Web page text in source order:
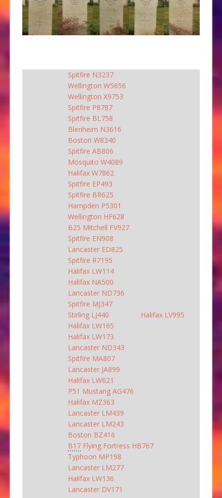
Spitfire N3237
Wellington W5656
Wellington X9753
Spitfire P8787
Spitfire BL758
Blenheim N3616
Boston W8340
Spitfire AB806
Mosquito W4089
Halifax W7862
Spitfire EP493
Spitfire BR625
Hampden P5301
Wellington HF628
B25 Mitchell FV927
Spitfire EN908
Lancaster ED825
Spitfire R7195
Halifax LW114
Halifax NA500
Lancaster ND736
Spitfire MJ347
Stirling LJ440
Halifax LV995
Halifax LW165
Halifax LW173
Lancaster ND343
Spitfire MA807
Lancaster JA899
Halifax LW621
P51 Mustang AG476
Halifax MZ363
Lancaster LM439
Lancaster LM243
Boston BZ416
B17 Flying Fortress HB767
Typhoon MP198
Lancaster LM277
Halifax LW136
Lancaster DV171